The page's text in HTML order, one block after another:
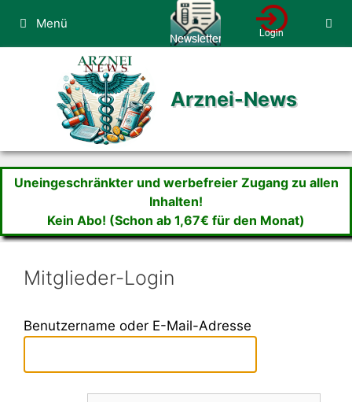
Inhalt
springen
Menü
Arznei-News
Uneingeschränkter und werbefreier Zugang zu allen
Inhalten!
Kein Abo! (Schon ab 1,67€ für den Monat)
Mitglieder-Login
Benutzername oder E-Mail-Adresse